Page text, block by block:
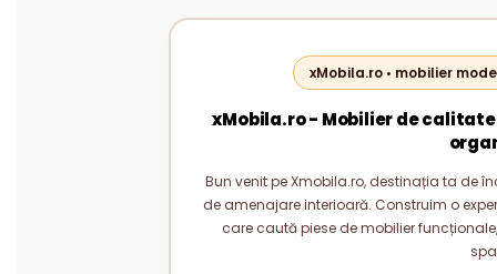
xMobila.ro • mobilier
xMobila.ro - Mobilier de
Bun venit pe Xmobila.ro, destinația ta de
de amenajare interioară. Construim o
care caută piese de mobilier